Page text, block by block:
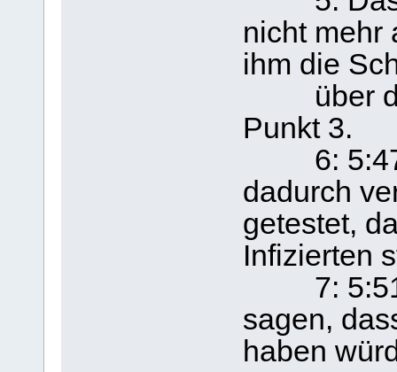
nicht mehr
ihm die
über die
Punkt 3.
6: 5:47:
dadurch
getestet,
Infizierten
7: 5:51:
sagen,
haben